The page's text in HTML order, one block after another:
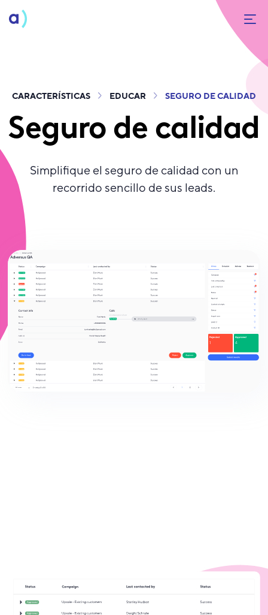
CARACTERÍSTICAS EDUCAR SEGURO DE CALIDAD
Seguro de calidad
Simplifique el seguro de calidad con un
recorrido sencillo de sus leads.